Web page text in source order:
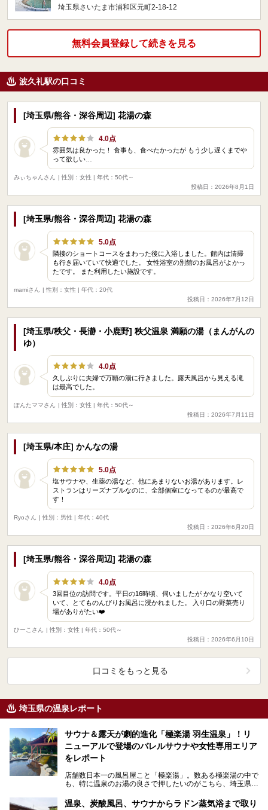
埼玉県さいたま市浦和区元町2-18-12
無料会員登録して続きを見る
波久礼駅の口コミ
[埼玉県/熊谷・深谷周辺] 花湯の森
4.0点
雰囲気は良かった！ 食事も、食べたかったが もう少し遅くまでや
って欲しい…
みぃちゃんさん
| 性別：女性 | 年代：50代～
投稿日：2026年8月1日
[埼玉県/熊谷・深谷周辺] 花湯の森
5.0点
隣接のショートコースをまわった後に入浴しました。館内は清掃
も行き届いていて快適でした。 女性浴室の別館のお風呂がよかっ
たです。 また利用したい施設です。
mamiさん
| 性別：女性 | 年代：20代
投稿日：2026年7月12日
[埼玉県/秩父・長瀞・小鹿野] 秩父温泉 満願の湯（まんがんの
ゆ）
4.0点
久しぶりに夫婦で万願の湯に行きました。露天風呂から見える滝
は最高でした。
ぽんたママさん
| 性別：女性 | 年代：50代～
投稿日：2026年7月11日
[埼玉県/本庄] かんなの湯
5.0点
塩サウナや、生薬の湯など、他にあまりないお湯があります。レ
ストランはリーズナブルなのに、全部個室になってるのが最高で
す！
Ryoさん
| 性別：男性 | 年代：40代
投稿日：2026年6月20日
[埼玉県/熊谷・深谷周辺] 花湯の森
4.0点
3回目位の訪問です。平日の16時頃、伺いましたが かなり空いて
いて、とてものんびりお風呂に浸かれました。 入り口の野菜売り
場がありがたい❤️
ひーこさん
| 性別：女性 | 年代：50代～
投稿日：2026年6月10日
口コミをもっと見る
埼玉県の温泉レポート
サウナ＆露天が劇的進化「極楽湯 羽生温泉」！リ
ニューアルで登場のバレルサウナや女性専用エリア
をレポート
店舗数日本一の風呂屋こと「極楽湯」。数ある極楽湯の中で
も、特に温泉のお湯の良さで押したいのがこちら、埼玉県羽
温泉、炭酸風呂、サウナからラドン蒸気浴まで取り